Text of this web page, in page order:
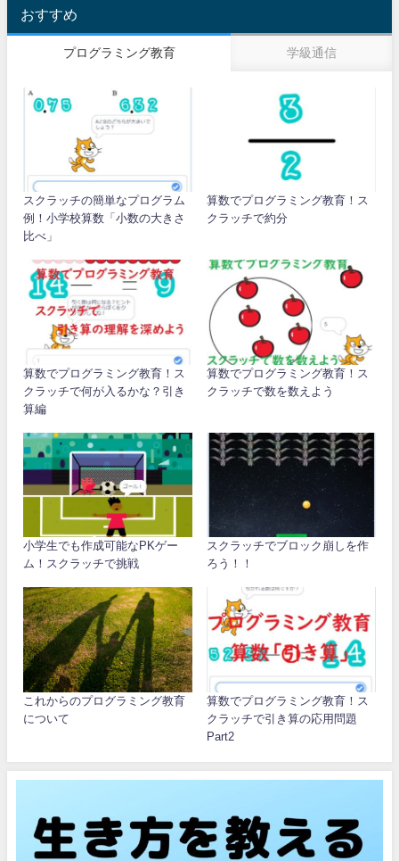
おすすめ
プログラミング教育 学級通信
スクラッチの簡単なプログラム
例！小学校算数「小数の大きさ
比べ」
算数でプログラミング教育！ス
クラッチで約分
算数でプログラミング教育！ス
クラッチで何が入るかな？引き
算編
算数でプログラミング教育！ス
クラッチで数を数えよう
小学生でも作成可能なPKゲー
ム！スクラッチで挑戦
スクラッチでブロック崩しを作
ろう！！
これからのプログラミング教育
について
算数でプログラミング教育！ス
クラッチで引き算の応用問題
Part2